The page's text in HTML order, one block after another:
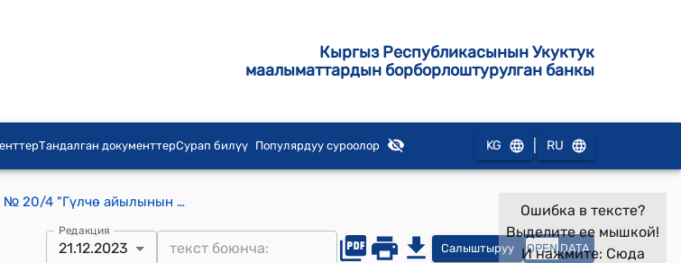
Кыргыз Республикасынын Укуктук
маалыматтардын борборлоштурулган банкы
Тандалган документтерСурап билүү Популярдуу суроолор KG RU
Гүлчө айылдык кеңешинин 2023-жылдын 21-декабры № 20/4 "Гүлчө айылынын Алымбек датка көчөсүндөгү автожолду жана Б.Нарматов көчөсүндөгү автожолду №959 – Жол тейлөө мекемесинин балансына өткөрүп берүү боюнча Гүлчө айыл өкмөтүнүн башчысы С.К.Исаевдин билдирүүсү жөнүндө" токтому
Редакция
21.12.2023 Салыштыруу OPEN DATA
Ошибка в тексте?
Выделите ее мышкой!
И нажмите: Сюда